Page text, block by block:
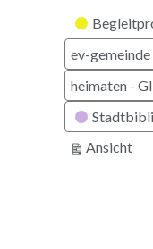
Kategorien
ev-gemeinde
heimaten -
Ansicht